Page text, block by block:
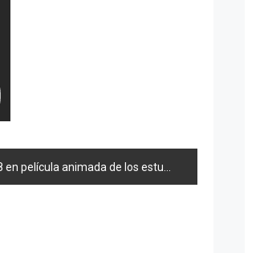
animada de los estudios Disney